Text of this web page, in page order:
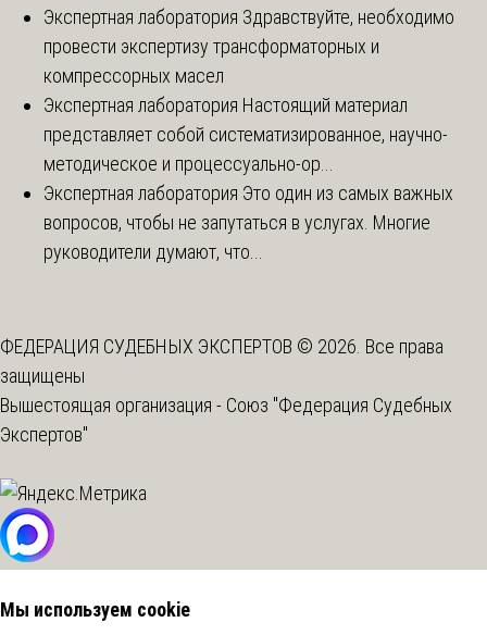
Экспертная лаборатория Здравствуйте, необходимо
провести экспертизу трансформаторных и
компрессорных масел
Экспертная лаборатория Настоящий материал
представляет собой систематизированное, научно-
методическое и процессуально-ор...
Экспертная лаборатория Это один из самых важных
вопросов, чтобы не запутаться в услугах. Многие
руководители думают, что...
ФЕДЕРАЦИЯ СУДЕБНЫХ ЭКСПЕРТОВ © 2026. Все права
защищены
Вышестоящая организация - Союз "Федерация Судебных
Экспертов"
Мы используем cookie